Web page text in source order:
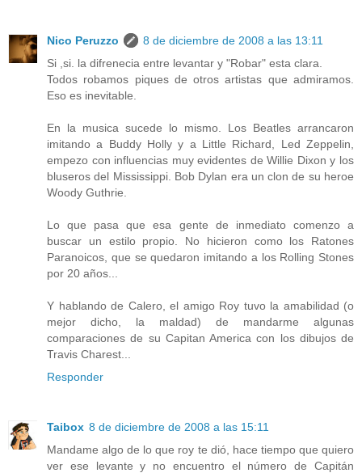
Nico Peruzzo
8 de diciembre de 2008 a las 13:11
Si ,si. la difrenecia entre levantar y "Robar" esta clara.
Todos robamos piques de otros artistas que admiramos.
Eso es inevitable.
En la musica sucede lo mismo. Los Beatles arrancaron
imitando a Buddy Holly y a Little Richard, Led Zeppelin,
empezo con influencias muy evidentes de Willie Dixon y los
bluseros del Mississippi. Bob Dylan era un clon de su heroe
Woody Guthrie.
Lo que pasa que esa gente de inmediato comenzo a
buscar un estilo propio. No hicieron como los Ratones
Paranoicos, que se quedaron imitando a los Rolling Stones
por 20 años...
Y hablando de Calero, el amigo Roy tuvo la amabilidad (o
mejor dicho, la maldad) de mandarme algunas
comparaciones de su Capitan America con los dibujos de
Travis Charest...
Responder
Taibox 8 de diciembre de 2008 a las 15:11
Mandame algo de lo que roy te dió, hace tiempo que quiero
ver ese levante y no encuentro el número de Capitán